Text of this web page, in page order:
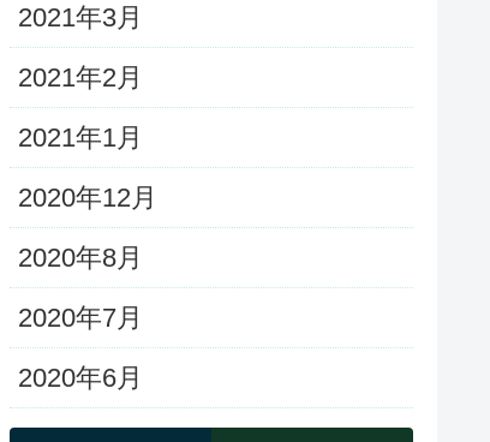
2021年3月
2021年2月
2021年1月
2020年12月
2020年8月
2020年7月
2020年6月